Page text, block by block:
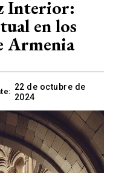
Interior:
en los
Armenia
22 de octubre de
2024